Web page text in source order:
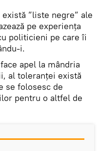
”liste negre” ale
pe experiența
politicieni pe care îi
i.
apel la mândria
al toleranţei există
se folosesc de
pentru o altfel de